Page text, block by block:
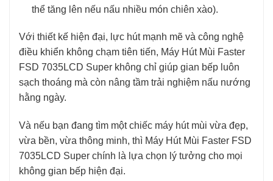
thể tăng lên nếu nấu nhiều món chiên xào).
Với thiết kế hiện đại, lực hút mạnh mẽ và công nghệ
điều khiển không chạm tiên tiến, Máy Hút Mùi Faster
FSD 7035LCD Super không chỉ giúp gian bếp luôn
sạch thoáng mà còn nâng tầm trải nghiệm nấu nướng
hằng ngày.
Và nếu bạn đang tìm một chiếc máy hút mùi vừa đẹp,
vừa bền, vừa thông minh, thì Máy Hút Mùi Faster FSD
7035LCD Super chính là lựa chọn lý tưởng cho mọi
không gian bếp hiện đại.